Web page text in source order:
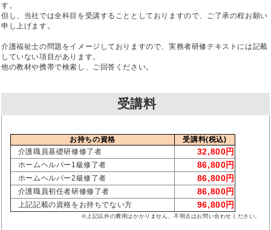
す。
但し、当社では全科目を受講することとしておりますので、ご了承の程お願い
申し上げます。
介護福祉士の問題をイメージしておりますので、実務者研修テキストには記載
していない項目があります。
他の教材や携帯で検索し、ご回答ください。
受講料
お持ちの資格
受講料(税込)
介護職員基礎研修修了者
32,800円
ホームヘルパー1級修了者 86,800円
ホームヘルパー2級修了者 86,800円
介護職員初任者研修修了者 86,800円
上記記載の資格をお持ちでない方 96,800円
※上記以外の費用はかかりません。不明点はお問い合わせください。